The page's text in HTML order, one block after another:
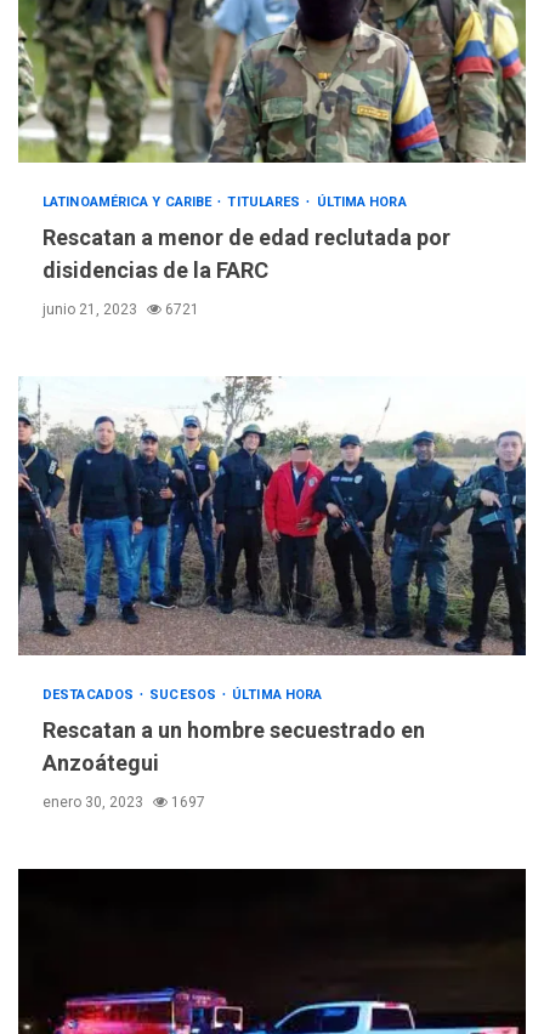
LATINOAMÉRICA Y CARIBE TITULARES ÚLTIMA HORA
Rescatan a menor de edad reclutada por
disidencias de la FARC
junio 21, 2023 6721
DESTACADOS SUCESOS ÚLTIMA HORA
Rescatan a un hombre secuestrado en
Anzoátegui
enero 30, 2023 1697